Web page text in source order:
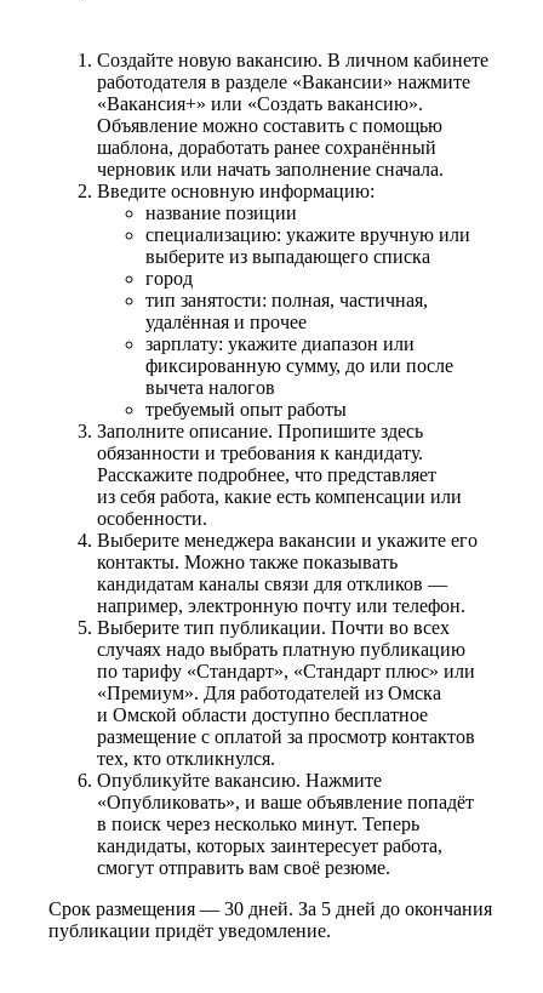
Создайте новую вакансию. В личном кабинете
работодателя в разделе «Вакансии» нажмите
«Вакансия+» или «Создать вакансию».
Объявление можно составить с помощью
шаблона, доработать ранее сохранённый
черновик или начать заполнение сначала.
Введите основную информацию:
название позиции
специализацию: укажите вручную или
выберите из выпадающего списка
город
тип занятости: полная, частичная,
удалённая и прочее
зарплату: укажите диапазон или
фиксированную сумму, до или после
вычета налогов
требуемый опыт работы
Заполните описание. Пропишите здесь
обязанности и требования к кандидату.
Расскажите подробнее, что представляет
из себя работа, какие есть компенсации или
особенности.
Выберите менеджера вакансии и укажите его
контакты. Можно также показывать
кандидатам каналы связи для откликов —
например, электронную почту или телефон.
Выберите тип публикации. Почти во всех
случаях надо выбрать платную публикацию
по тарифу «Стандарт», «Стандарт плюс» или
«Премиум». Для работодателей из Омска
и Омской области доступно бесплатное
размещение с оплатой за просмотр контактов
тех, кто откликнулся.
Опубликуйте вакансию. Нажмите
«Опубликовать», и ваше объявление попадёт
в поиск через несколько минут. Теперь
кандидаты, которых заинтересует работа,
смогут отправить вам своё резюме.
Срок размещения — 30 дней. За 5 дней до окончания
публикации придёт уведомление.